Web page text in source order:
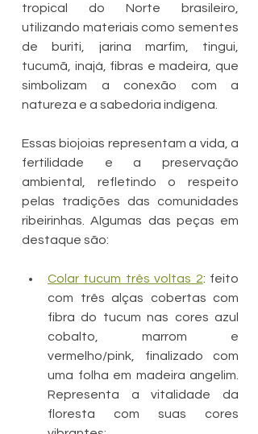
tropical do Norte brasileiro,
utilizando materiais como sementes
de buriti, jarina marfim, tingui,
tucumã, inajá, fibras e madeira, que
simbolizam a conexão com a
natureza e a sabedoria indígena.
Essas biojoias representam a vida, a
fertilidade e a preservação
ambiental, refletindo o respeito
pelas tradições das comunidades
ribeirinhas. Algumas das peças em
destaque são:
Colar tucum três voltas 2: feito
com três alças cobertas com
fibra do tucum nas cores azul
cobalto, marrom e
vermelho/pink, finalizado com
uma folha em madeira angelim.
Representa a vitalidade da
floresta com suas cores